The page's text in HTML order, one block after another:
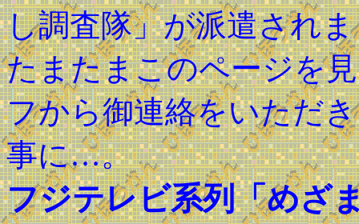
し調査隊」が派遣され
たまたまこのページを
フから御連絡をいただ
事に…。
フジテレビ系列「めざ